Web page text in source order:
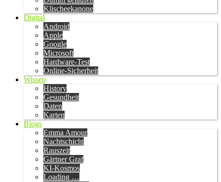
Klischeekanone
Digital
Android
Apple
Google
Microsoft
Hardware-Test
Online-Sicherheit
Wissen
History
Gesundheit
Daten
Karten
Blogs
Emma Amour
Nachtschicht
Rauszeit
Gärtner Graf
KI-Kosmos
Loading …